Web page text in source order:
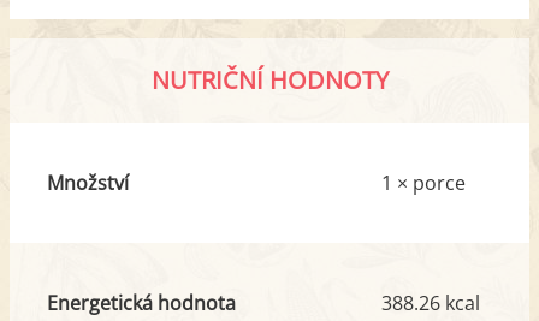
NUTRIČNÍ HODNOTY
Množství 1 × porce
Energetická hodnota 388.26 kcal